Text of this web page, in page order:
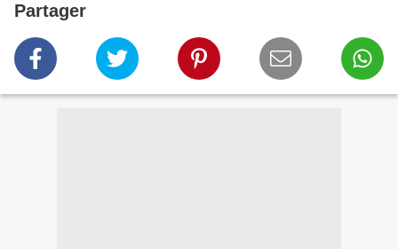
Partager